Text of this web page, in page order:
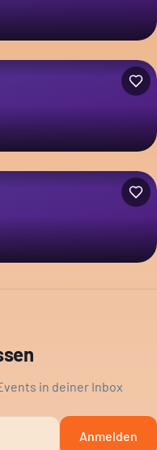
in deiner Inbox
Anmelden